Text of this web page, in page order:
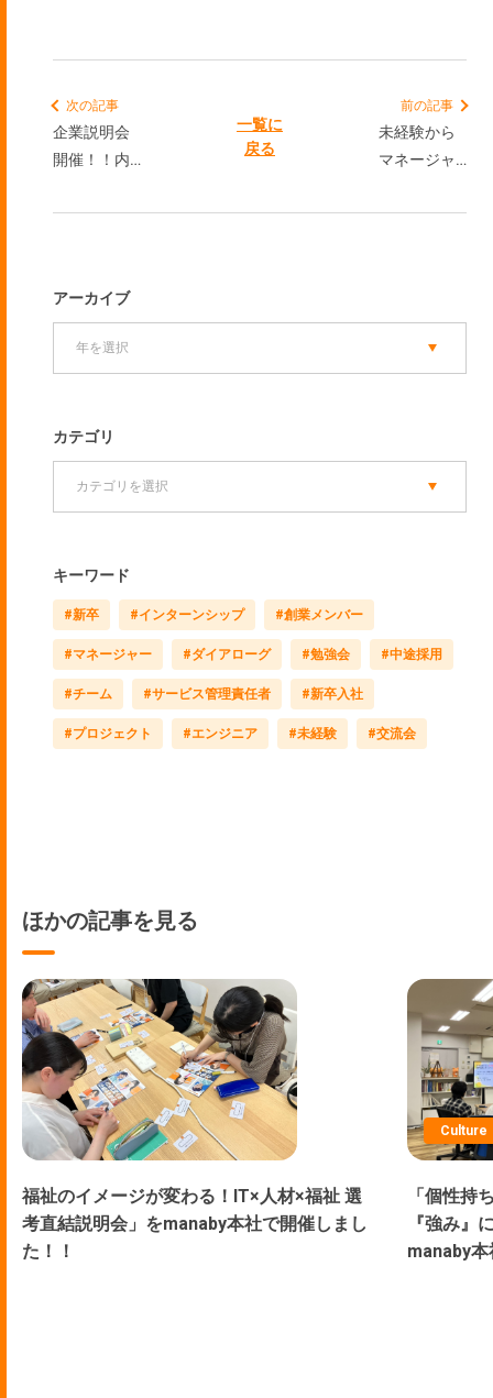
次の記事
企業説明会
開催！！内
ループワー
一覧に
戻る
前の記事
未経験から
マネージャ
文化の中
所づくり
アーカイブ
カテゴリ
キーワード
#新卒 #インターンシップ #創業メンバー
#マネージャー #ダイアローグ #勉強会 #中途採用
#チーム #サービス管理責任者 #新卒入社
#プロジェクト #エンジニア #未経験 #交流会
ほかの記事を見る
福祉のイメージが変わる！IT×人材×福祉 選
考直結説明会」をmanaby本社で開催しまし
た！！
Culture
「個性持
『強み』
manaby